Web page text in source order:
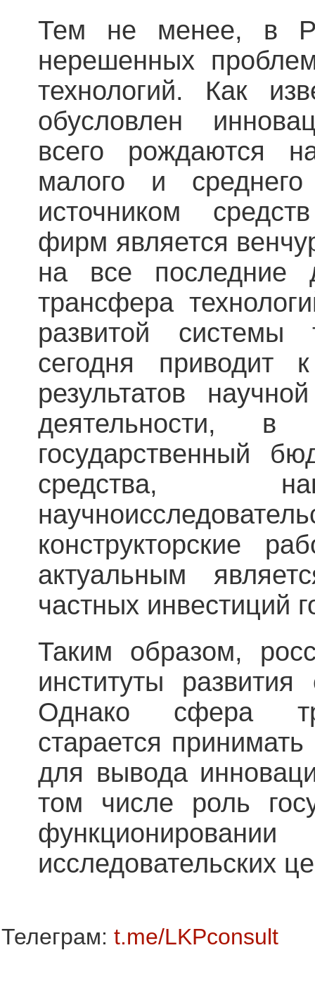
Тем не менее, в
нерешенных
технологий. Как
обусловлен
всего рождаются
малого и
источником
фирм является
на все последние
трансфера
развитой системы
сегодня приводит
результатов
деятельности, в
государственный
средства,
конструкторские
актуальным
частных инвестиций
Таким образом,
институты
Однако сфера
старается
для вывода
том числе роль
исследовательских
Телеграм: t.me/LKPconsult